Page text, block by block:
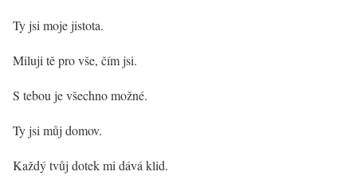
Ty jsi moje jistota.
Miluji tě pro vše, čím jsi.
S tebou je všechno možné.
Ty jsi můj domov.
Každý tvůj dotek mi dává klid.